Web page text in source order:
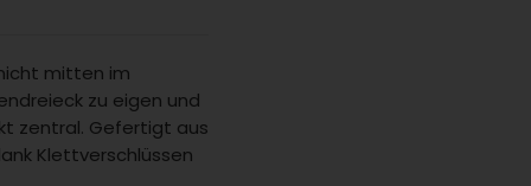
mitten im
zu eigen und
zentral. Gefertigt aus
Klettverschlüssen